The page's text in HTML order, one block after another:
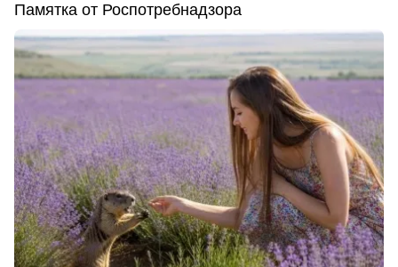
Памятка от Роспотребнадзора